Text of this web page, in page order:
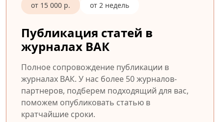
от 15 000 р. от 2 недель
Публикация статей в
журналах ВАК
Полное сопровождение публикации в
журналах ВАК. У нас более 50 журналов-
партнеров, подберем подходящий для вас,
поможем опубликовать статью в
кратчайшие сроки.